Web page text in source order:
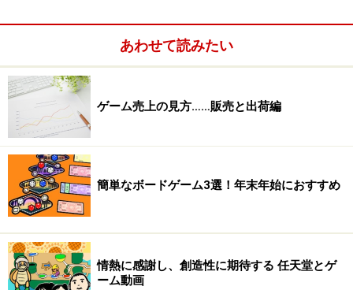
というわけで、ニンテンドースイッチの全世界的な数字
のチェックをしてみたいと思います。
あわせて読みたい
ゲーム売上の見方……販売と出荷編
簡単なボードゲーム3選！年末年始におすすめ
情熱に感謝し、創造性に期待する 任天堂とゲ
ーム動画